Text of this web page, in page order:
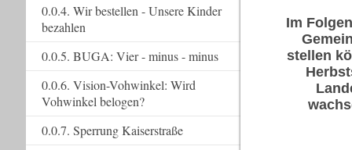
Im
stellen
0.0.4. Wir bestellen - Unsere Kinder
bezahlen
0.0.5. BUGA: Vier - minus - minus
0.0.6. Vision-Vohwinkel: Wird
Vohwinkel belogen?
0.0.7. Sperrung Kaiserstraße